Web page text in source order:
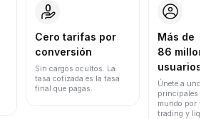
Cero tarifas por
conversión
Sin cargos ocultos. La
tasa cotizada es la tasa
final que pagas.
Más de
86
usuarios
Únete a uno
principales
mundo por
trading y